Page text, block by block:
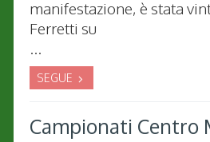
manifestazione, è stata
Ferretti su
...
SEGUE
Campionati Centro